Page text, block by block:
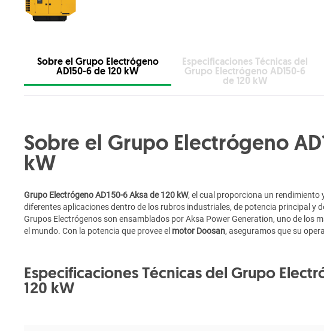
Sobre el Grupo Electrógeno
AD150-6 de 120 kW
Especificaciones Técnicas del
Grupo Electrógeno AD150-6
de 120 kW
Sobre el Grupo Electrógeno
kW
Grupo Electrógeno AD150-6 Aksa de 120 kW, el cual proporciona un
diferentes aplicaciones dentro de los rubros industriales, de potencia principal y
Grupos Electrógenos son ensamblados por Aksa Power Generation, uno de los
el mundo. Con la potencia que provee el motor Doosan, aseguramos que su
Especificaciones Técnicas del Grupo
120 kW